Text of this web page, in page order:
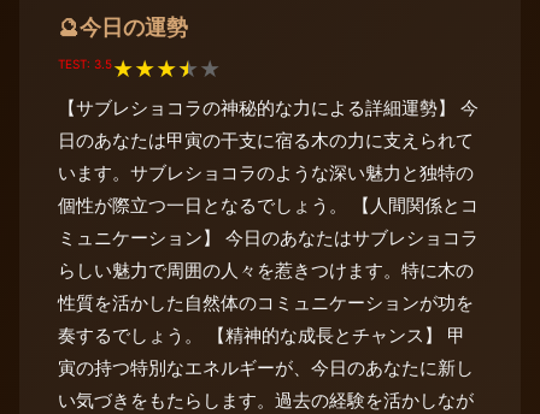
🔮今日の運勢
TEST: 3.5★★★★★
【サブレショコラの神秘的な力による詳細運勢】 今
日のあなたは甲寅の干支に宿る木の力に支えられて
います。サブレショコラのような深い魅力と独特の
個性が際立つ一日となるでしょう。 【人間関係とコ
ミュニケーション】 今日のあなたはサブレショコラ
らしい魅力で周囲の人々を惹きつけます。特に木の
性質を活かした自然体のコミュニケーションが功を
奏するでしょう。 【精神的な成長とチャンス】 甲
寅の持つ特別なエネルギーが、今日のあなたに新し
い気づきをもたらします。過去の経験を活かしなが